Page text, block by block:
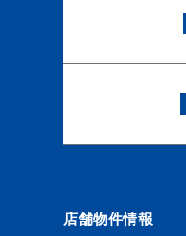
店舗物件情報